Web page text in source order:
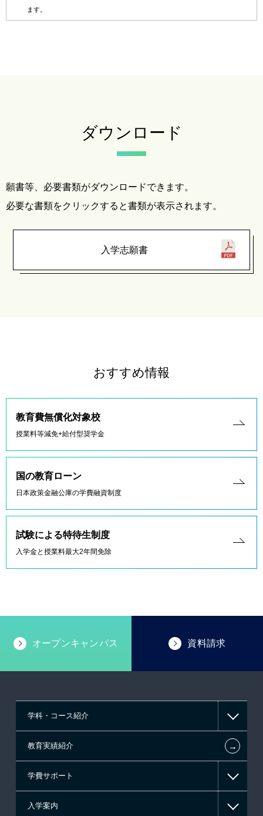
ます。
ダウンロード
願書等、必要書類がダウンロードできます。
必要な書類をクリックすると書類が表示されます。
入学志願書
おすすめ情報
教育費無償化対象校
授業料等減免+給付型奨学金
国の教育ローン
日本政策金融公庫の学費融資制度
試験による特待生制度
入学金と授業料最大2年間免除
オープンキャンパス 資料請求
学科・コース紹介
情報IT系
ゲーム系
教育実績紹介 ←
学費サポート
高等教育の修学支援新制度
入学案内